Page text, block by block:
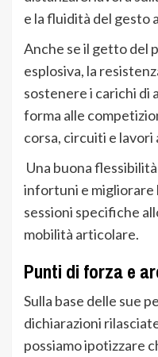
e la fluidità del gesto
Anche se il getto del
esplosiva, la
sostenere i carichi di
forma alle
corsa, circuiti e lavori
Una buona
infortuni e migliorare
sessioni specifiche
mobilità articolare.
Punti di forza e
Sulla base delle sue
dichiarazioni
possiamo ipotizzare